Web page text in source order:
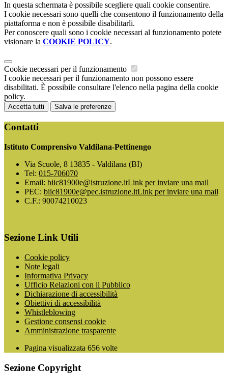
In questa schermata è possibile scegliere quali cookie consentire.
I cookie necessari sono quelli che consentono il funzionamento della
piattaforma e non è possibile disabilitarli.
Per conoscere quali sono i cookie necessari al funzionamento potete
visionare la COOKIE POLICY.
Cookie necessari per il funzionamento
I cookie necessari per il funzionamento non possono essere
disabilitati. È possibile consultare l'elenco nella pagina della cookie
policy.
Accetta tutti Salva le preferenze
Contatti
Istituto Comprensivo Valdilana-Pettinengo
Via Scuole, 8 13835 - Valdilana (BI)
Tel: 015-706070
Email: biic81900e@istruzione.itLink per inviare una mail
PEC: biic81900e@pec.istruzione.itLink per inviare una mail
C.F.: 90074210023
Sezione Link Utili
Cookie policy
Note legali
Informativa Privacy
Ufficio Relazioni con il Pubblico
Dichiarazione di accessibilità
Obiettivi di accessibilità
Whistleblowing
Gestione consensi cookie
Amministrazione trasparente
Pagina visualizzata 656 volte
Sezione Copyright